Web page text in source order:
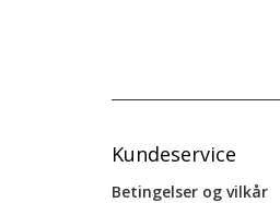
Kundeservice
Betingelser og vilkår